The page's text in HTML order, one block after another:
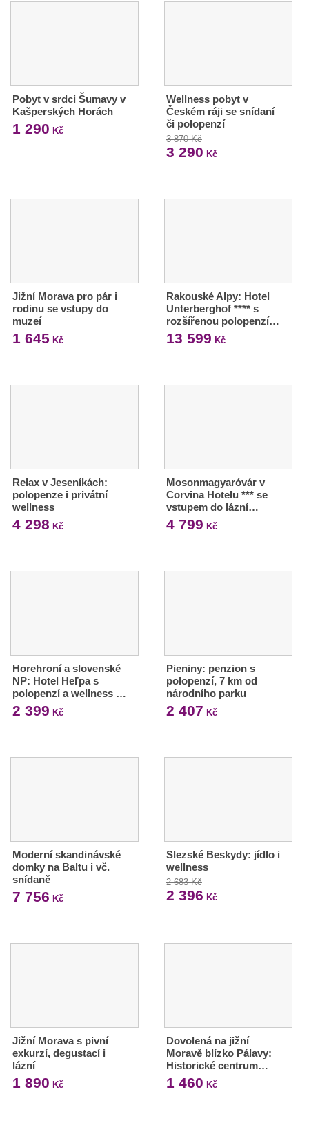
Pobyt v srdci Šumavy v
Kašperských Horách
1 290 Kč
Wellness pobyt v
Českém ráji se snídaní
či polopenzí
3 870 Kč
3 290 Kč
Jižní Morava pro pár i
rodinu se vstupy do
muzeí
1 645 Kč
Rakouské Alpy: Hotel
Unterberghof **** s
rozšířenou polopenzí…
13 599 Kč
Relax v Jeseníkách:
polopenze i privátní
wellness
4 298 Kč
Mosonmagyaróvár v
Corvina Hotelu *** se
vstupem do lázní…
4 799 Kč
Horehroní a slovenské
NP: Hotel Heľpa s
polopenzí a wellness …
2 399 Kč
Pieniny: penzion s
polopenzí, 7 km od
národního parku
2 407 Kč
Moderní skandinávské
domky na Baltu i vč.
snídaně
7 756 Kč
Slezské Beskydy: jídlo i
wellness
2 683 Kč
2 396 Kč
Jižní Morava s pivní
exkurzí, degustací i
lázní
1 890 Kč
Dovolená na jižní
Moravě blízko Pálavy:
Historické centrum…
1 460 Kč